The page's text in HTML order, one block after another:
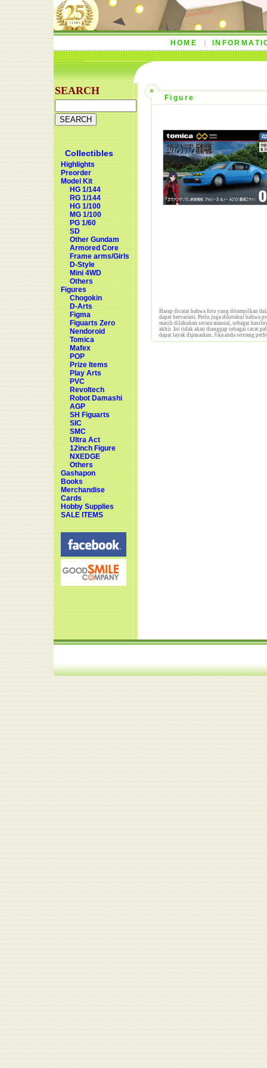
HOME
SEARCH
Collectibles
Highlights
Preorder
Model Kit
HG 1/144
RG 1/144
HG 1/100
MG 1/100
PG 1/60
SD
Other Gundam
Armored Core
Frame arms/Girls
D-Style
Mini 4WD
Others
Figures
Chogokin
D-Arts
Figma
Figuarts Zero
Nendoroid
Tomica
Mafex
POP
Prize Items
Play Arts
PVC
Revoltech
Robot Damashi
AGP
SH Figuarts
SIC
SMC
Ultra Act
12inch Figure
NXEDGE
Others
Gashapon
Books
Merchandise
Cards
Hobby Supplies
SALE ITEMS
Figure
Harap dicatat bahwa foto yang ditampilkan
dapat bervariasi. Perlu juga diketahui bahwa
masih dilakukan secara manual, sebagai
akhir. Ini tidak akan dianggap sebagai cacat
dapat layak dipasarkan. Jika anda seorang